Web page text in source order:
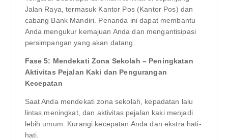
Jalan Raya, termasuk Kantor Pos (Kantor Pos) dan
cabang Bank Mandiri. Penanda ini dapat membantu
Anda mengukur kemajuan Anda dan mengantisipasi
persimpangan yang akan datang.
Fase 5: Mendekati Zona Sekolah – Peningkatan
Aktivitas Pejalan Kaki dan Pengurangan
Kecepatan
Saat Anda mendekati zona sekolah, kepadatan lalu
lintas meningkat, dan aktivitas pejalan kaki menjadi
lebih umum. Kurangi kecepatan Anda dan ekstra hati-
hati.